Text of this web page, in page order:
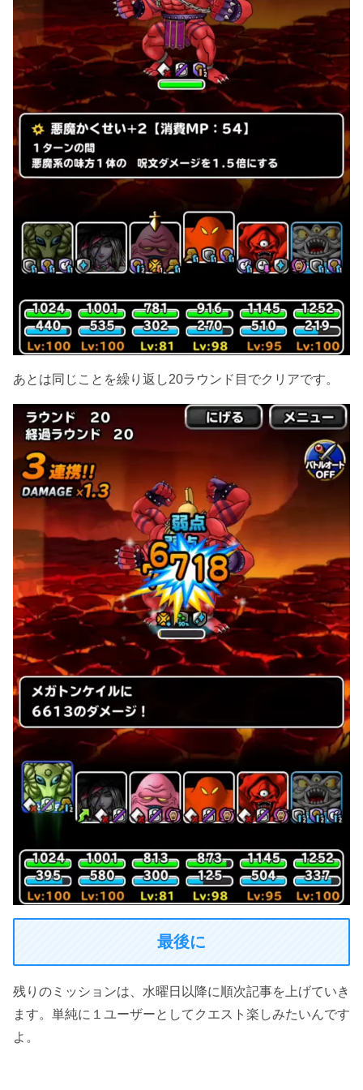
あとは同じことを繰り返し20ラウンド目でクリアです。
最後に
残りのミッションは、水曜日以降に順次記事を上げていき
ます。単純に１ユーザーとしてクエスト楽しみたいんです
よ。